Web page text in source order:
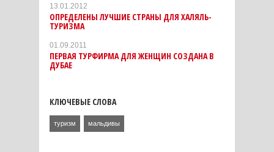
13.01.2012
ОПРЕДЕЛЕНЫ ЛУЧШИЕ СТРАНЫ ДЛЯ ХАЛЯЛЬ-
ТУРИЗМА
01.09.2011
ПЕРВАЯ ТУРФИРМА ДЛЯ ЖЕНЩИН СОЗДАНА В
ДУБАЕ
КЛЮЧЕВЫЕ СЛОВА
туризм мальдивы